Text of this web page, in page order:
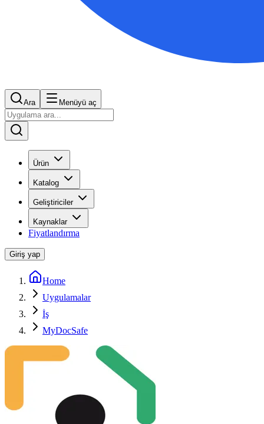
Ara Menüyü aç
Ürün
Katalog
Geliştiriciler
Kaynaklar
Fiyatlandırma
Giriş yap
Home
Uygulamalar
İş
MyDocSafe